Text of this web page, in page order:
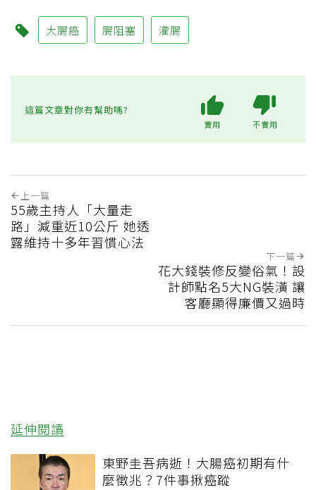
大腸癌 腸阻塞 灌腸
這篇文章對你有幫助嗎?
實用 不實用
上一篇
55歲主持人「大量走
路」減重近10公斤 她透
露維持十多年習慣心法
下一篇
花大錢裝修反變俗氣！設
計師點名5大NG裝潢 讓
客廳顯得廉價又過時
延伸閱讀
東野圭吾病逝！大腸癌初期有什
麼徵兆？7件事揪癌蹤